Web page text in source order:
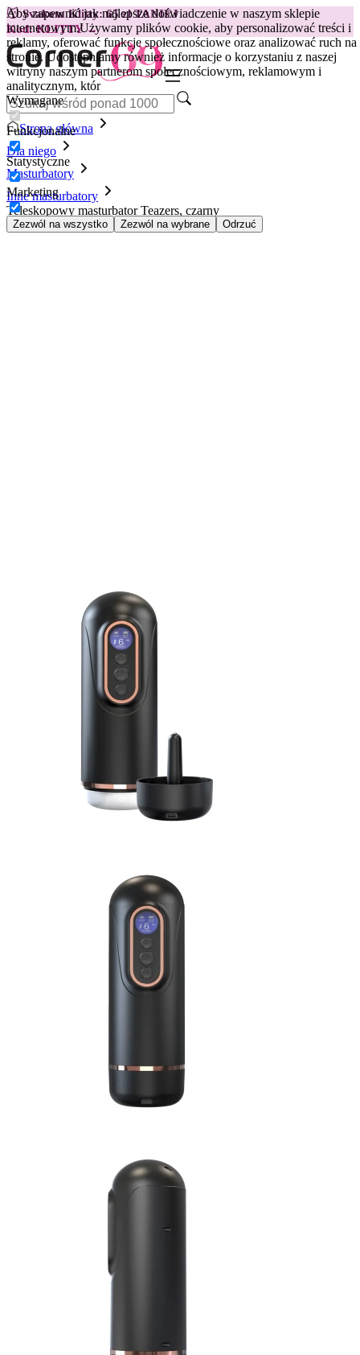
Aby zapewnić jak najlepsze doświadczenie w naszym sklepie
internetowym.Używamy plików cookie, aby personalizować treści i
reklamy, oferować funkcje społecznościowe oraz analizować ruch na
stronie. Udostępniamy również informacje o korzystaniu z naszej
witryny naszym partnerom społecznościowym, reklamowym i
analitycznym, któr
Wymagane
Funkcjonalne
Statystyczne
Marketing
Zezwól na wszystko Zezwól na wybrane Odrzuć
😽Svakom Klitty: 65 zł TANIEJ
Kod: KLITTY →
Strona główna
Dla niego
Masturbatory
Inne masturbatory
Teleskopowy masturbator Teazers, czarny